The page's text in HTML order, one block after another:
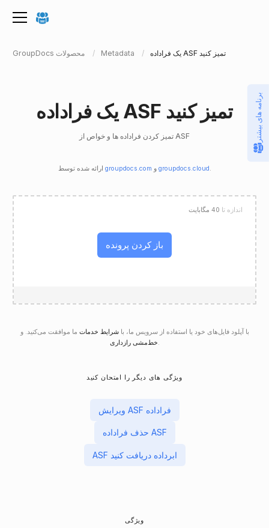
GroupDocs محصولات Metadata یک فراداده ASF تمیز کنید
یک فراداده ASF تمیز کنید
تمیز کردن فراداده ها و خواص از ASF
groupdocs.com و groupdocs.cloud .
باز کردن پرونده
اندازه تا 40 مگابایت
با آپلود فایل‌های خود یا استفاده از سرویس ما، باشرایط خدمات ما موافقت می‌کنید. و
خط‌مشی رازداری.
ویژگی های دیگر را امتحان کنید
ویرایش ASF فراداده
حذف فراداده ASF
ASF ابرداده دریافت کنید
ویژگی
برنامه های بیشتر